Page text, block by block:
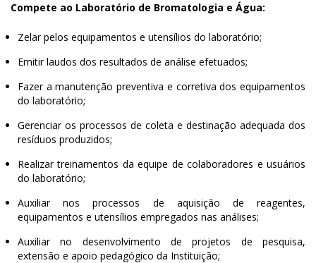
Compete ao Laboratório de Bromatologia e Água:
Zelar pelos equipamentos e utensílios do laboratório;
Emitir laudos dos resultados de análise efetuados;
Fazer a manutenção preventiva e corretiva dos equipamentos
do laboratório;
Gerenciar os processos de coleta e destinação adequada dos
resíduos produzidos;
Realizar treinamentos da equipe de colaboradores e usuários
do laboratório;
Auxiliar nos processos de aquisição de reagentes,
equipamentos e utensílios empregados nas análises;
Auxiliar no desenvolvimento de projetos de pesquisa,
extensão e apoio pedagógico da Instituição;